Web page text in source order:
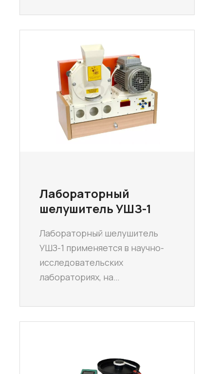
Лабораторный
шелушитель УШЗ-1
Лабораторный шелушитель
УШЗ-1 применяется в научно-
исследовательских
лабораториях, на…